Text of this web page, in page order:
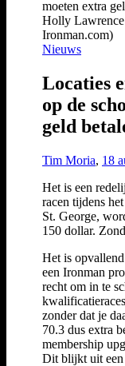
Holly
Ironman.com)
Nieuws
Locaties
op de
geld
Tim Moria, 18
Het is een
racen tijdens
St. George,
150 dollar.
Het is
een Ironman
recht om in te
zonder dat je
70.3 dus extra
membership
Dit blijkt uit een